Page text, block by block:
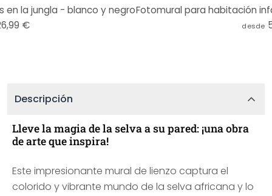
en la jungla - blanco y negro
€
desde
Descripción
Lleve la magia de la selva a su pared: ¡una obra
de arte que inspira!
Este impresionante mural de lienzo captura el
colorido y vibrante mundo de la selva africana y lo